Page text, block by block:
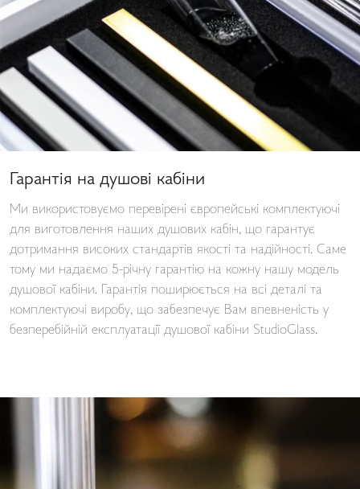
Гарантія на душові кабіни
Ми використовуємо перевірені європейські комплектуючі
для виготовлення наших душових кабін, що гарантує
дотримання високих стандартів якості та надійності. Саме
тому ми надаємо 5-річну гарантію на кожну нашу модель
душової кабіни. Гарантія поширюється на всі деталі та
комплектуючі виробу, що забезпечує Вам впевненість у
безперебійній експлуатації душової кабіни StudioGlass.